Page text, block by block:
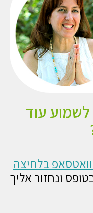
לשמוע עוד
בלחיצה
ונחזור אליך